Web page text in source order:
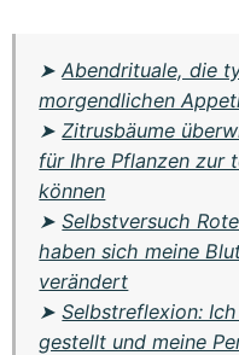
➤Abendrituale, die
morgendlichen
➤Zitrusbäume
für Ihre Pflanzen zur
können
➤Selbstversuch
haben sich meine
verändert
➤Selbstreflexion:
gestellt und meine